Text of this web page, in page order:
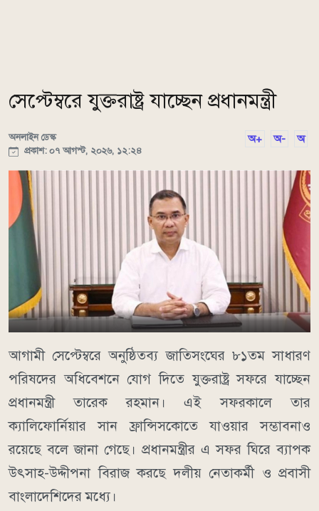
সেপ্টেম্বরে যুক্তরাষ্ট্র যাচ্ছেন প্রধানমন্ত্রী
অনলাইন ডেস্ক
প্রকাশ: ০৭ আগস্ট, ২০২৬, ১২:২৪
অ+ অ- অ
আগামী সেপ্টেম্বরে অনুষ্ঠিতব্য জাতিসংঘের ৮১তম সাধারণ
পরিষদের অধিবেশনে যোগ দিতে যুক্তরাষ্ট্র সফরে যাচ্ছেন
প্রধানমন্ত্রী তারেক রহমান। এই সফরকালে তার
ক্যালিফোর্নিয়ার সান ফ্রান্সিসকোতে যাওয়ার সম্ভাবনাও
রয়েছে বলে জানা গেছে। প্রধানমন্ত্রীর এ সফর ঘিরে ব্যাপক
উৎসাহ-উদ্দীপনা বিরাজ করছে দলীয় নেতাকর্মী ও প্রবাসী
বাংলাদেশিদের মধ্যে।